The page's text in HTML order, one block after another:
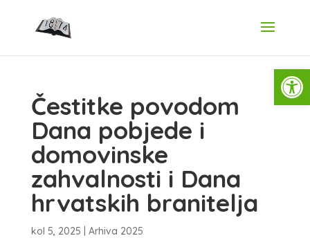
Čestitke povodom
Dana pobjede i
domovinske
zahvalnosti i Dana
hrvatskih branitelja
kol 5, 2025 Arhiva 2025